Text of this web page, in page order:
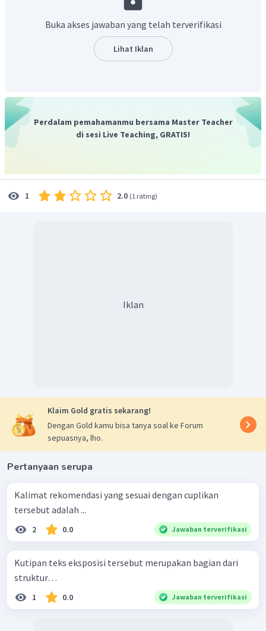
mengatasi kemacetan yaitu "Saat bepergian, gunakanlah
Dapat disimpulkan, anjuran yang tidak tepat untuk
mengatasi kemacetan adalah
Dengan demikian, jawaban yang benar adalah C.
Buka akses jawaban yang telah terverifikasi
Lihat Iklan
Perdalam pemahamanmu bersama Master Teacher
di sesi Live Teaching, GRATIS!
1 2.0 (1 rating)
Iklan
Klaim Gold gratis sekarang!
Dengan Gold kamu bisa tanya soal ke Forum
sepuasnya, lho.
Pertanyaan serupa
Kalimat rekomendasi yang sesuai dengan cuplikan
tersebut adalah ...
2 0.0 Jawaban terverifikasi
Kutipan teks eksposisi tersebut merupakan bagian dari
struktur…
1 0.0 Jawaban terverifikasi